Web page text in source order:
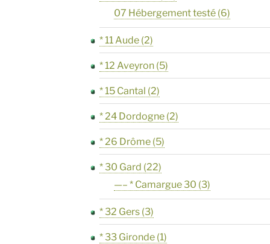
07 Hébergement testé (6)
* 11 Aude (2)
* 12 Aveyron (5)
* 15 Cantal (2)
* 24 Dordogne (2)
* 26 Drôme (5)
* 30 Gard (22)
—– * Camargue 30 (3)
* 32 Gers (3)
* 33 Gironde (1)